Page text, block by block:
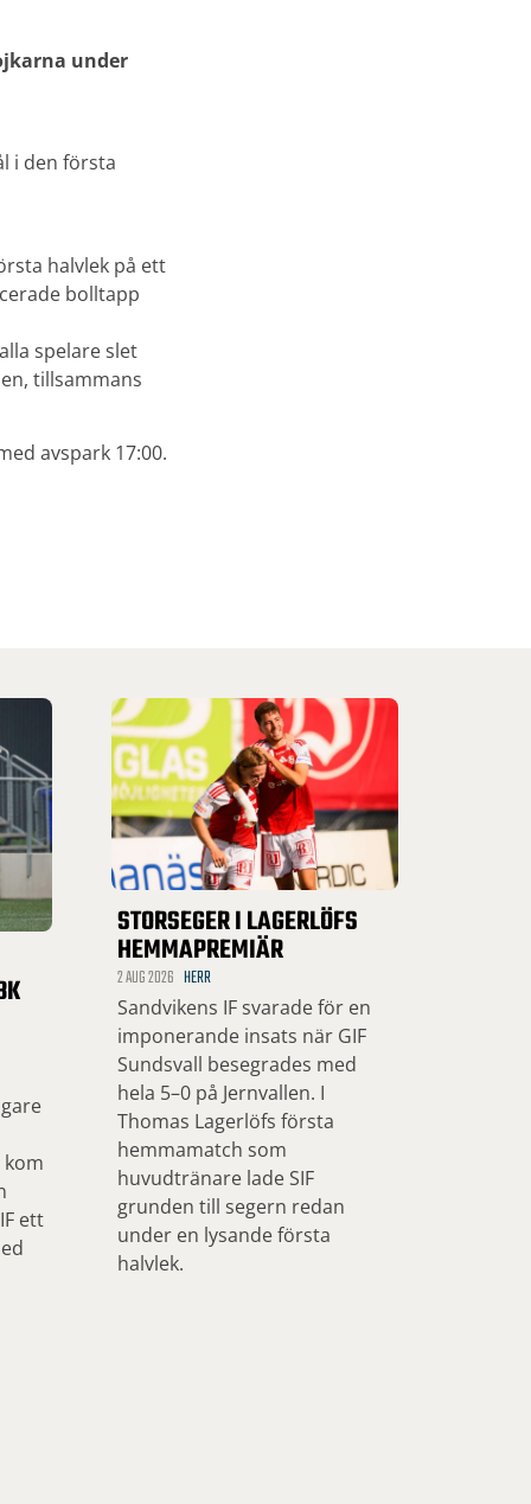
under
i den första
halvlek på ett
bolltapp
spelare slet
tillsammans
avspark 17:00.
kom
ett
STORSEGER I LAGERLÖFS
HEMMAPREMIÄR
2 AUG 2026 HERR
Sandvikens IF svarade för en
imponerande insats när GIF
Sundsvall besegrades med
hela 5–0 på Jernvallen. I
Thomas Lagerlöfs första
hemmamatch som
huvudtränare lade SIF
grunden till segern redan
under en lysande första
halvlek.